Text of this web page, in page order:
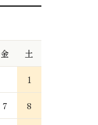
金 土
1
7 8